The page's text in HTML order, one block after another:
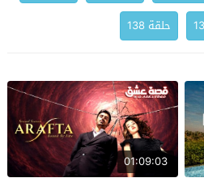
حلقة 138
01:09:03